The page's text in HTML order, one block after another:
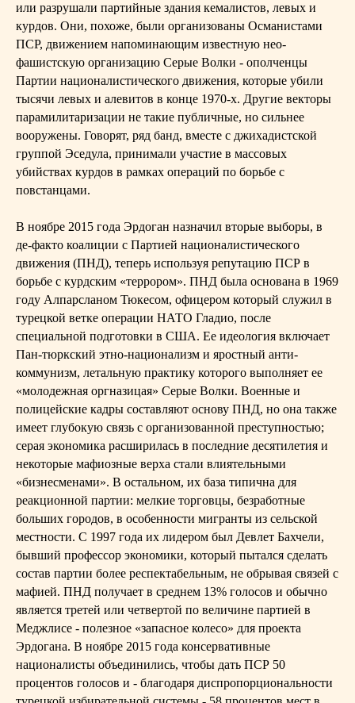
или разрушали партийные здания кемалистов, левых и
курдов. Они, похоже, были организованы Османистами
ПСР, движением напоминающим известную нео-
фашистскую организацию Серые Волки - ополченцы
Партии националистического движения, которые убили
тысячи левых и алевитов в конце 1970-х. Другие векторы
парамилитаризации не такие публичные, но сильнее
вооружены. Говорят, ряд банд, вместе с джихадистской
группой Эседула, принимали участие в массовых
убийствах курдов в рамках операций по борьбе с
повстанцами.
В ноябре 2015 года Эрдоган назначил вторые выборы, в
де-факто коалиции с Партией националистического
движения (ПНД), теперь используя репутацию ПСР в
борьбе с курдским «террором». ПНД была основана в 1969
году Алпарсланом Тюкесом, офицером который служил в
турецкой ветке операции НАТО Гладио, после
специальной подготовки в США. Ее идеология включает
Пан-тюркский этно-национализм и яростный анти-
коммунизм, летальную практику которого выполняет ее
«молодежная оргназицая» Серые Волки. Военные и
полицейские кадры составляют основу ПНД, но она также
имеет глубокую связь с организованной преступностью;
серая экономика расширилась в последние десятилетия и
некоторые мафиозные верха стали влиятельными
«бизнесменами». В остальном, их база типична для
реакционной партии: мелкие торговцы, безработные
больших городов, в особенности мигранты из сельской
местности. С 1997 года их лидером был Девлет Бахчели,
бывший профессор экономики, который пытался сделать
состав партии более респектабельным, не обрывая связей с
мафией. ПНД получает в среднем 13% голосов и обычно
является третей или четвертой по величине партией в
Меджлисе - полезное «запасное колесо» для проекта
Эрдогана. В ноябре 2015 года консервативные
националисты объединились, чтобы дать ПСР 50
процентов голосов и - благодаря диспропорциональности